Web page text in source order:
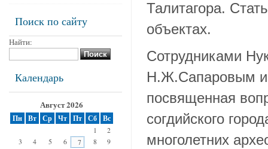
Талитагора.
объектах.
Сотрудниками
Н.Ж.Сапаровым и
посвященная
согдийского
многолетних
Поиск по сайту
Найти:
Календарь
Август 2026
Пн Вт Ср Чт Пт Сб Вс
1
2
3
4 5 6 7 8
9